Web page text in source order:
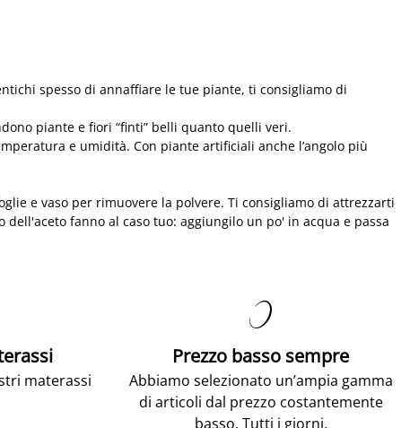
spesso di annaffiare le tue piante, ti consigliamo di
piante e fiori “finti” belli quanto quelli veri.
e umidità. Con piante artificiali anche l’angolo più
e vaso per rimuovere la polvere. Ti consigliamo di attrezzarti
fanno al caso tuo: aggiungilo un po' in acqua e passa
materassi

Prezzo basso sempre
Abbiamo selezionato un’ampia gamma
di articoli dal prezzo costantemente
basso. Tutti i giorni.